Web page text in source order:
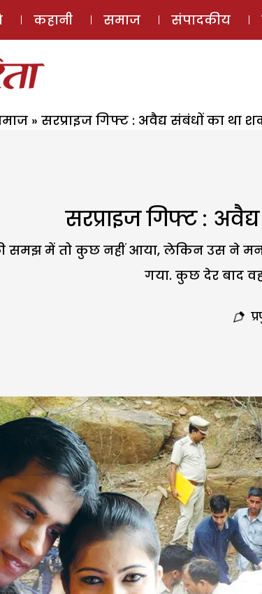
कहानी समाज संपादकीय
» सरप्राइज गिफ्ट : अवैद्य संबंधों का था
सरप्राइज गिफ्ट :
समझ में तो कुछ नहीं आया, लेकिन उस ने
गया. कुछ देर बाद